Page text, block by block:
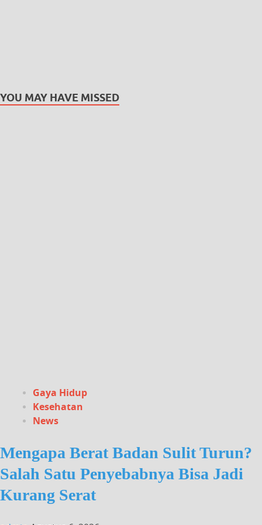
YOU MAY HAVE MISSED
Gaya Hidup
Kesehatan
News
Mengapa Berat Badan Sulit Turun?
Salah Satu Penyebabnya Bisa Jadi
Kurang Serat